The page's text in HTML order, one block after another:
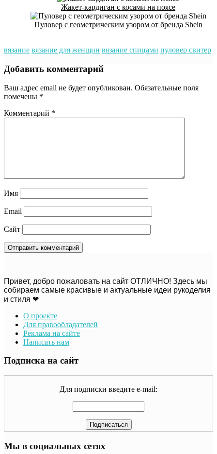
Жакет-кардиган с косами на поясе
Пуловер с геометрическим узором от бренда Shein
вязание вязание для женщин вязание спицами пуловер свитер
Добавить комментарий
Ваш адрес email не будет опубликован. Обязательные поля
помечены *
Комментарий *
Имя
Email
Сайт
Привет, добро пожаловать на сайт ОТЛИЧНО! Здесь мы
собираем самые красивые и актуальные идеи рукоделия
и стиля ❤
О проекте
Для правообладателей
Реклама на сайте
Написать нам
Подписка на сайт
Для подписки введите e-mail:
Мы в социальных сетях